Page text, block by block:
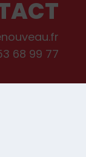
68 99 77